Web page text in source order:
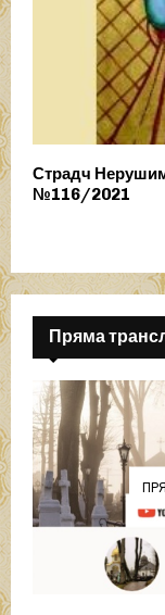
Страдч
№116/2021
Пряма